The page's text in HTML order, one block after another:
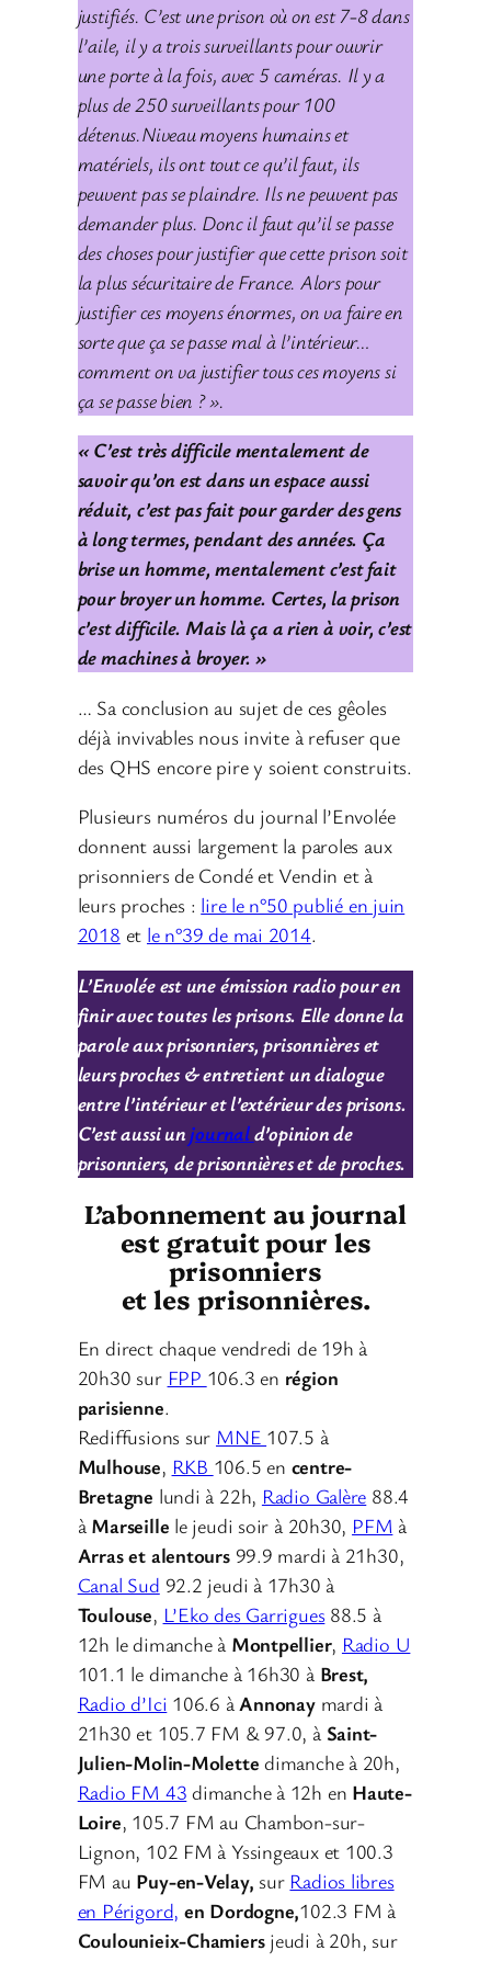
justifiés. C’est une prison où on est 7-8 dans
l’aile, il y a trois surveillants pour ouvrir
une porte à la fois, avec 5 caméras. Il y a
plus de 250 surveillants pour 100
détenus.Niveau moyens humains et
matériels, ils ont tout ce qu’il faut, ils
peuvent pas se plaindre. Ils ne peuvent pas
demander plus. Donc il faut qu’il se passe
des choses pour justifier que cette prison soit
la plus sécuritaire de France. Alors pour
justifier ces moyens énormes, on va faire en
sorte que ça se passe mal à l’intérieur…
comment on va justifier tous ces moyens si
ça se passe bien ? ».
« C’est très difficile mentalement de
savoir qu’on est dans un espace aussi
réduit, c’est pas fait pour garder des gens
à long termes, pendant des années. Ça
brise un homme, mentalement c’est fait
pour broyer un homme. Certes, la prison
c’est difficile. Mais là ça a rien à voir, c’est
de machines à broyer. »
… Sa conclusion au sujet de ces gêoles
déjà invivables nous invite à refuser que
des QHS encore pire y soient construits.
Plusieurs numéros du journal l’Envolée
donnent aussi largement la paroles aux
prisonniers de Condé et Vendin et à
leurs proches : lire le n°50 publié en juin
2018 et le n°39 de mai 2014.
L’Envolée est une émission radio pour en
finir avec toutes les prisons. Elle donne la
parole aux prisonniers, prisonnières et
leurs proches & entretient un dialogue
entre l’intérieur et l’extérieur des prisons.
C’est aussi unjournald’opinion de
prisonniers, de prisonnières et de proches.
L’abonnement au journal
est gratuit pour les
prisonniers
et les prisonnières.
En direct chaque vendredi de 19h à
20h30 sur FPP 106.3 en région
parisienne.
Rediffusions sur MNE 107.5 à
Mulhouse, RKB 106.5 en centre-
Bretagne lundi à 22h, Radio Galère 88.4
à Marseille le jeudi soir à 20h30, PFM à
Arras et alentours99.9 mardi à 21h30,
Canal Sud 92.2 jeudi à 17h30 à
Toulouse, L’Eko des Garrigues88.5 à
12h le dimanche à Montpellier, Radio U
101.1 le dimanche à 16h30 à Brest,
Radio d’Ici 106.6 àAnnonay mardi à
21h30 et 105.7 FM & 97.0, à Saint-
Julien-Molin-Molette dimanche à 20h,
Radio FM 43 dimanche à 12h en Haute-
Loire, 105.7 FM au Chambon-sur-
Lignon, 102 FM à Yssingeaux et 100.3
FM au Puy-en-Velay, sur Radios libres
en Périgord, en Dordogne,102.3 FM à
Coulounieix-Chamiers jeudi à 20h, sur